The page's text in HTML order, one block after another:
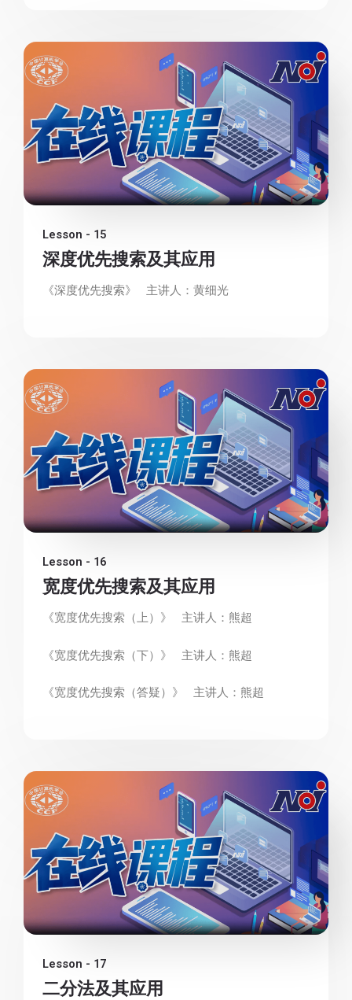
Lesson - 15
深度优先搜索及其应用
《深度优先搜索》 主讲人：黄细光
Lesson - 16
宽度优先搜索及其应用
《宽度优先搜索（上）》 主讲人：熊超
《宽度优先搜索（下）》 主讲人：熊超
《宽度优先搜索（答疑）》 主讲人：熊超
Lesson - 17
二分法及其应用